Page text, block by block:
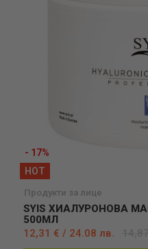
- 17%
HOT
Продукти за лице
SYIS ХИАЛУРОНОВА
500МЛ
12,31 € / 24.08 лв.